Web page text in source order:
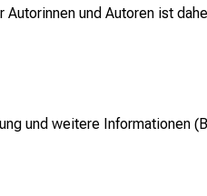
und Autoren ist
und weitere Informationen